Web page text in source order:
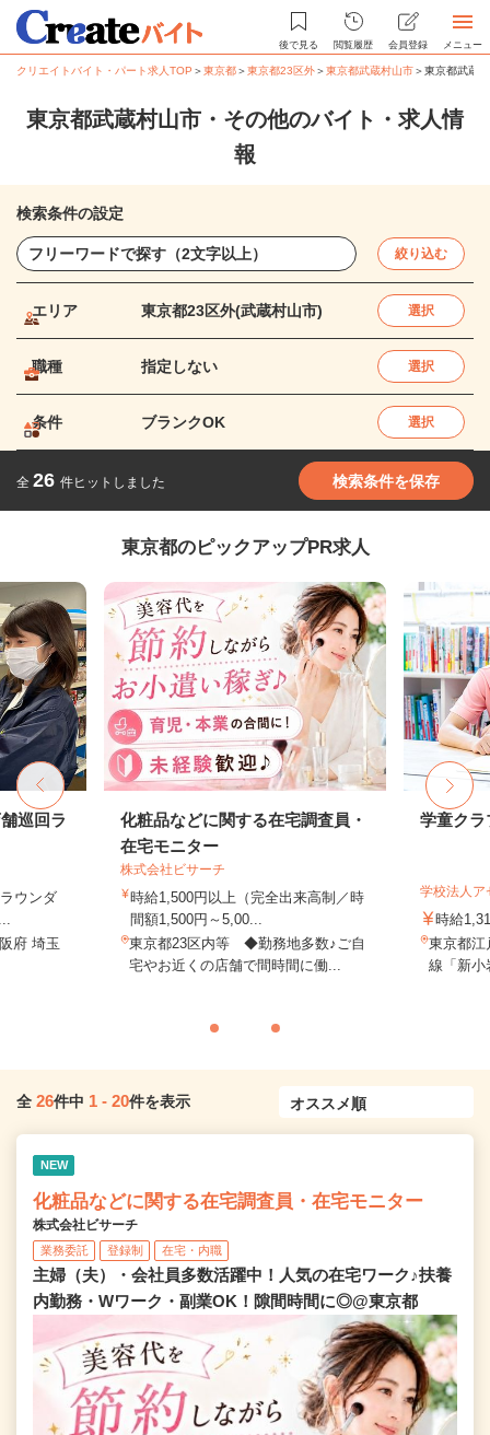
後で見る 閲覧履歴 会員登録 メニュー
クリエイトバイト・パート求人TOP ＞東京都＞東京都23区外＞東京都武蔵村山市＞東京都武蔵
東京都武蔵村山市・その他のバイト・求人情
報
検索条件の設定
絞り込む
エリア 東京都23区外(武蔵村山市) 選択
職種 指定しない 選択
条件 ブランクOK 選択
全 26 件ヒットしました 検索条件を保存
東京都のピックアップPR求人
巡回ラ
ウンダ
府 埼玉
化粧品などに関する在宅調査員・
在宅モニター
株式会社ビサーチ
時給1,500円以上（完全出来高制／時
間額1,500円～5,00...
東京都23区内等 ◆勤務地多数♪ご自
宅やお近くの店舗で間時間に働...
学童クラ
学校法人
時給
東京都江
線「新小
全 26件中 1 - 20件を表示
NEW
化粧品などに関する在宅調査員・在宅モニター
株式会社ビサーチ
業務委託 登録制 在宅・内職
主婦（夫）・会社員多数活躍中！人気の在宅ワーク♪扶養
内勤務・Wワーク・副業OK！隙間時間に◎@東京都